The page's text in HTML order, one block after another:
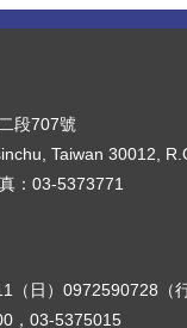
段707號
Taiwan 30012,
：03-5373771
（日）0972590728（行
，03-5375015